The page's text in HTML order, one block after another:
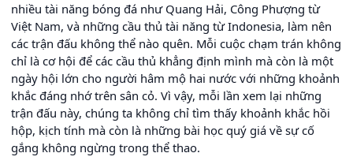
nhiều tài năng bóng đá như Quang Hải, Công Phượng từ
Việt Nam, và những cầu thủ tài năng từ Indonesia, làm nên
các trận đấu không thể nào quên. Mỗi cuộc chạm trán không
chỉ là cơ hội để các cầu thủ khẳng định mình mà còn là một
ngày hội lớn cho người hâm mộ hai nước với những khoảnh
khắc đáng nhớ trên sân cỏ. Vì vậy, mỗi lần xem lại những
trận đấu này, chúng ta không chỉ tìm thấy khoảnh khắc hồi
hộp, kịch tính mà còn là những bài học quý giá về sự cố
gắng không ngừng trong thể thao.